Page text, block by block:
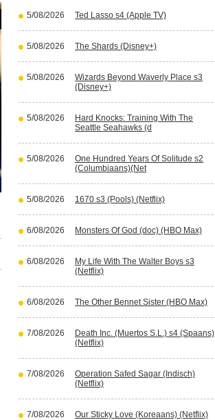
5/08/2026 Ted Lasso s4 (Apple TV)
5/08/2026 The Shards (Disney+)
5/08/2026
Wizards Beyond Waverly Place s3
(Disney+)
5/08/2026
Hard Knocks: Training With The
Seattle Seahawks (d
5/08/2026
One Hundred Years Of Solitude s2
(Columbiaans)(Net
5/08/2026 1670 s3 (Pools) (Netflix)
6/08/2026 Monsters Of God (doc) (HBO Max)
6/08/2026
My Life With The Walter Boys s3
(Netflix)
6/08/2026 The Other Bennet Sister (HBO Max)
7/08/2026
Death Inc. (Muertos S.L.) s4 (Spaans)
(Netflix)
7/08/2026
Operation Safed Sagar (Indisch)
(Netflix)
7/08/2026 Our Sticky Love (Koreaans) (Netflix)